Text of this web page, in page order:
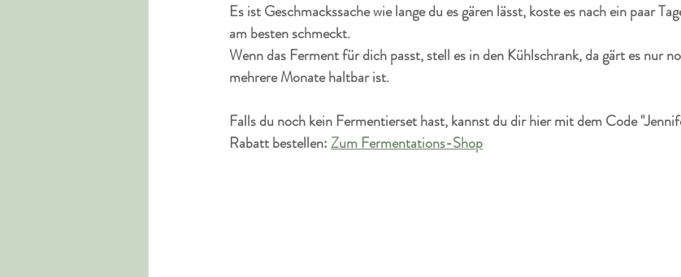
Es ist Geschmackssache wie lange du es gären lässt, koste es nach ein paar
am besten schmeckt.
Wenn das Ferment für dich passt, stell es in den Kühlschrank, da gärt es nur
mehrere Monate haltbar ist.
Falls du noch kein Fermentierset hast, kannst du dir hier mit dem Code
Rabatt bestellen: Zum Fermentations-Shop